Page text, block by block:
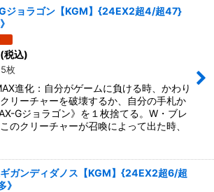
ジョラゴン【KGM】{24EX2超4/超47}
(税込)
枚
進化：自分がゲームに負ける時、かわり
リーチャーを破壊するか、自分の手札か
Gジョラゴン》を１枚捨てる。W・ブレ
のクリーチャーが召喚によって出た時、
ガンディダノス【KGM】{24EX2超6/超
》